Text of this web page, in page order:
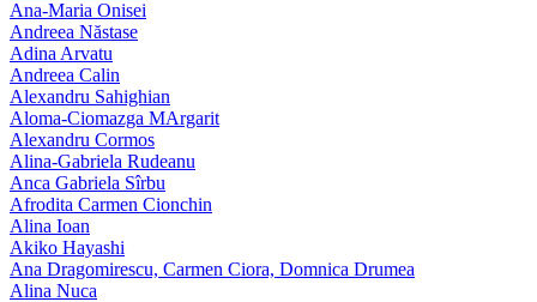
Ana-Maria Onisei
Andreea Năstase
Adina Arvatu
Andreea Calin
Alexandru Sahighian
Aloma-Ciomazga MArgarit
Alexandru Cormos
Alina-Gabriela Rudeanu
Anca Gabriela Sîrbu
Afrodita Carmen Cionchin
Alina Ioan
Akiko Hayashi
Ana Dragomirescu, Carmen Ciora, Domnica Drumea
Alina Nuca